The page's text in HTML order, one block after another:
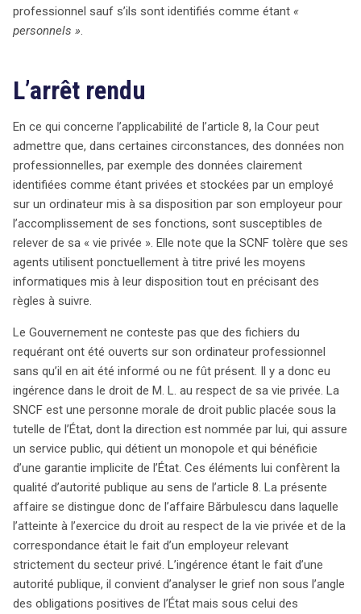
professionnel sauf s’ils sont identifiés comme étant «
personnels ».
L’arrêt rendu
En ce qui concerne l’applicabilité de l’article 8, la Cour peut
admettre que, dans certaines circonstances, des données non
professionnelles, par exemple des données clairement
identifiées comme étant privées et stockées par un employé
sur un ordinateur mis à sa disposition par son employeur pour
l’accomplissement de ses fonctions, sont susceptibles de
relever de sa « vie privée ». Elle note que la SCNF tolère que ses
agents utilisent ponctuellement à titre privé les moyens
informatiques mis à leur disposition tout en précisant des
règles à suivre.
Le Gouvernement ne conteste pas que des fichiers du
requérant ont été ouverts sur son ordinateur professionnel
sans qu’il en ait été informé ou ne fût présent. Il y a donc eu
ingérence dans le droit de M. L. au respect de sa vie privée. La
SNCF est une personne morale de droit public placée sous la
tutelle de l’État, dont la direction est nommée par lui, qui assure
un service public, qui détient un monopole et qui bénéficie
d’une garantie implicite de l’État. Ces éléments lui confèrent la
qualité d’autorité publique au sens de l’article 8. La présente
affaire se distingue donc de l’affaire Bărbulescu dans laquelle
l’atteinte à l’exercice du droit au respect de la vie privée et de la
correspondance était le fait d’un employeur relevant
strictement du secteur privé. L’ingérence étant le fait d’une
autorité publique, il convient d’analyser le grief non sous l’angle
des obligations positives de l’État mais sous celui des